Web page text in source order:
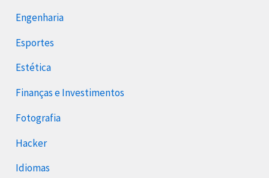
Engenharia
Esportes
Estética
Finanças e Investimentos
Fotografia
Hacker
Idiomas